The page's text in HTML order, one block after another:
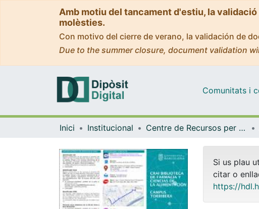
Amb motiu del tancament d'estiu, la
molèsties.
Con motivo del cierre de verano, la validación de
Due to the summer closure, document validation
Comunitats i
Inici Institucional Centre de Recursos per a l'Aprenentatge i la Investigació (CRAI-UB) - Institucional
Si us plau
citar o
https://